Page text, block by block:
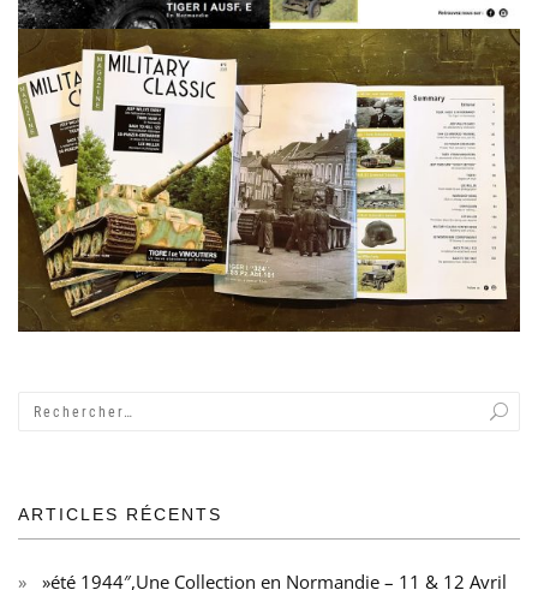
ARTICLES RÉCENTS
»été 1944″,Une Collection en Normandie – 11 & 12 Avril